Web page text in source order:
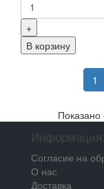
+
В корзину
1
Показано
Информация
Согласие на
О нас
Доставка